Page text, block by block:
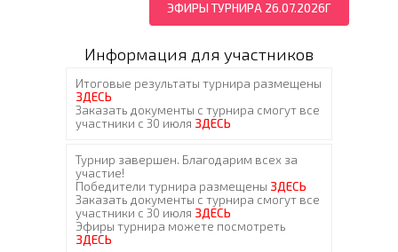
ЭФИРЫ ТУРНИРА 26.07.2026Г
Информация для участников